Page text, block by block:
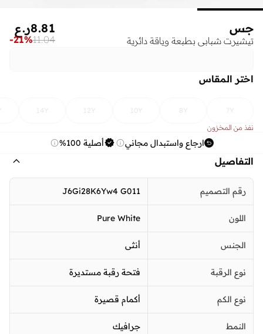
جس
تيشيرت شبابي بطبعة وياقة دائرية
ر.ع8.81
11.04
-21%
اختر المقاس
7Y
8Y
10Y
12Y
14Y
نفذ من المخزون
ارجاع واستبدال مجاني أصلية 100%
التفاصيل
رقم التصميم J6Gi28K6Yw4 G011
اللون Pure White
الجنس أنثى
نوع الرقبة فتحة رقبة مستديرة
نوع الكم أكمام قصيرة
النمط جرافيك